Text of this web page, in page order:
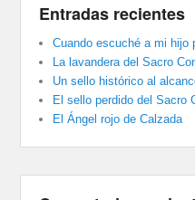
Entradas recientes
Cuando escuché a mi hijo
La lavandera del Sacro
Un sello histórico al
El sello perdido del Sacro
El Ángel rojo de Calzada